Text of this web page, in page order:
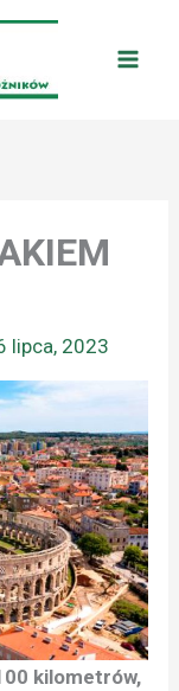
lipca, 2023
kilometrów,